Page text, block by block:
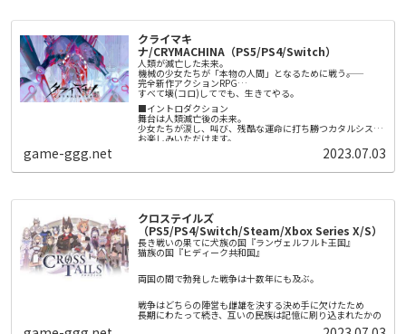
物が凶暴化する、危険な夜の探索に繰り出します。
▼相棒「オッチン」
主人公と一緒に行動する宇宙犬の「オッチン」。オッチンだ
けで重いものを運んだり、背中に主人公とピクミンを乗せ
て、水の上を渡ることだってできます。また、探しているも
ののニオイをたどって、その場所まで連れて行ってくれま
す。
ピクミンやオッチンは、主人公の指示に従って働いてくれま
す。それぞれの特徴を知り、ダンドリよく正しい指示を出せ
ば、どんなピンチも乗り越えられるでしょう。
▼「ピクミン」を初めてプレイされる方へ
ピクミンはときに原生生物に食べられてしまったり、電気や
火にやられてしまい、ピクミンを失ってしまうこともあるか
もしれません。そんな時は、少し前に時間を巻き戻し、何度
できます。
ポインターで原生生物に狙いを定めて「エンゴ射撃」した
しいと思ったら、2Pがサポートしつつ、ストーリーを進める
ことができます。
の思い出を作りませんか？
夏休みや子供時代へのノスタルジーをテーマにしたゲームを
数多く手掛けてきた綾部和による『なつもん！ ２０世紀の夏
休み』がNintendo Switch™に登場です。
クライマキ
ナ/CRYMACHINA（PS5/PS4/Switch）
人類が滅亡した未来。
機械の少女たちが「本物の人間」となるために戦う――。
完全新作アクションRPG
すべて壊(コロ)してでも、生きてやる。
■イントロダクション
舞台は人類滅亡後の未来。
少女たちが涙し、叫び、残酷な運命に打ち勝つカタルシスを
お楽しみいただけます。
病によって死の淵にたつ少女レーベン・ディステルは声を聞
「あなたは選ばれた。」
そして訪れる死。
しかしレーベンは再び目を覚ます。
エノアと名乗る機械の少女に迎えられて。
そこはエデンと呼ばれる構造体のなか。
エデンでは機械たちが人類再生のために
「本物の人間」を創造しようと稼働をつづけていた。
game-ggg.net 2023.07.03
クロステイルズ
（PS5/PS4/Switch/Steam/Xbox Series X/S）
長き戦いの果てに犬族の国『ランヴェルフルト王国』
猫族の国『ヒディーク共和国』
両国の間で勃発した戦争は十数年にも及ぶ。
戦争はどちらの陣営も雌雄を決する決め手に欠けたため
長期にわたって続き、互いの民族は記憶に刷り込まれたかの